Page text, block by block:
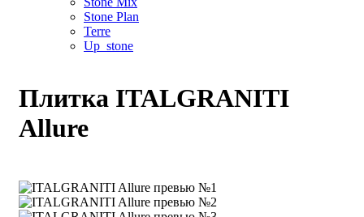
Stone Plan
Terre
Up_stone
Плитка ITALGRANITI
Allure